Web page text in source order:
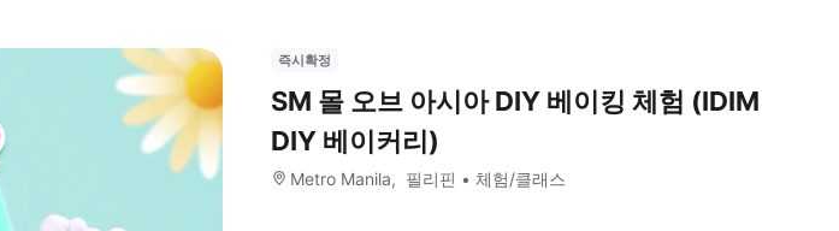
즉시확정
SM 몰 오브 아시아 DIY 베이킹 체험 (IDIM
DIY 베이커리)
Metro Manila 필리핀 체험/클래스